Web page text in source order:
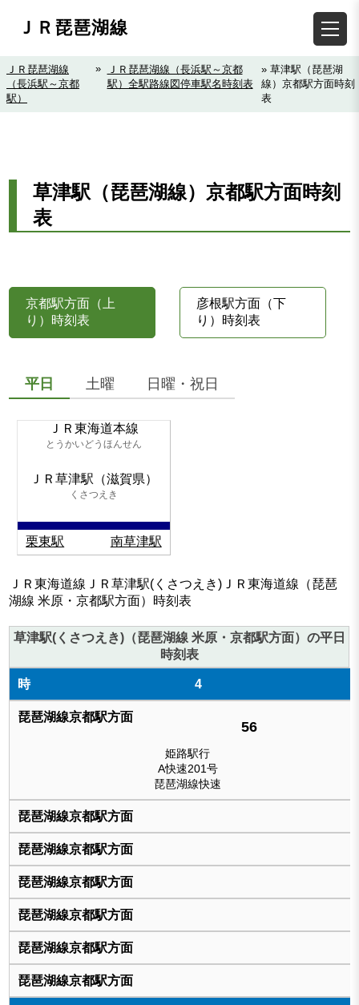
ＪＲ琵琶湖線
ＪＲ琵琶湖線
（長浜駅～京都
駅）
»
ＪＲ琵琶湖線（長浜駅～京都
駅）全駅路線図停車駅名時刻表
» 草津駅（琵琶湖
線）京都駅方面時刻
表
草津駅（琵琶湖線）京都駅方面時刻
表
京都駅方面（上
り）時刻表
彦根駅方面（下
り）時刻表
平日 土曜 日曜・祝日
ＪＲ東海道本線
とうかいどうほんせん
ＪＲ草津駅（滋賀県）
くさつえき
栗東駅 南草津駅
ＪＲ東海道線ＪＲ草津駅(くさつえき)ＪＲ東海道線（琵琶
湖線 米原・京都駅方面）時刻表
草津駅(くさつえき)（琵琶湖線 米原・京都駅方面）の平日
時刻表
4
56
姫路駅行
A快速201号
琵琶湖線快速